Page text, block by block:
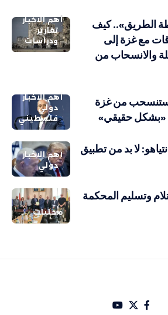
أهم الاخبار
تقارير
ودراسات
الطريق».. كيف
مع غزة إلى
والانسحاب من
أهم الاخبار
دولي
فلسطيني
ستنسحب من غزة
«بشكل حقيقي»
أهم الاخبار
دولي
لا بد من تطبيق
محليات
وتسليم المحكمة